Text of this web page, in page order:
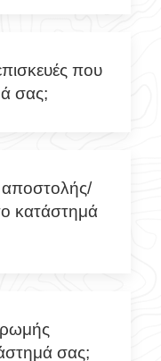
που
σας;
αποστολής/
κατάστημά
σας;